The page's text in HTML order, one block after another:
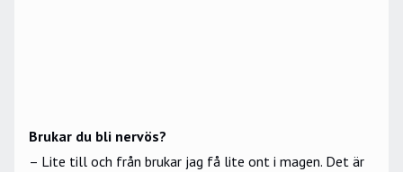
Brukar du bli nervös?
– Lite till och från brukar jag få lite ont i magen. Det är